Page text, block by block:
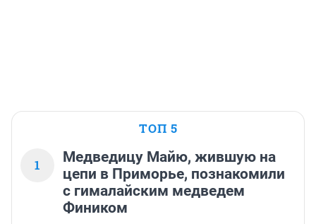
ТОП 5
1
Медведицу Майю, жившую на
цепи в Приморье, познакомили
с гималайским медведем
Фиником